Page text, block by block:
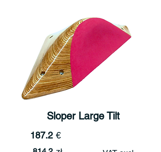
Sloper Large Tilt
187.2 €